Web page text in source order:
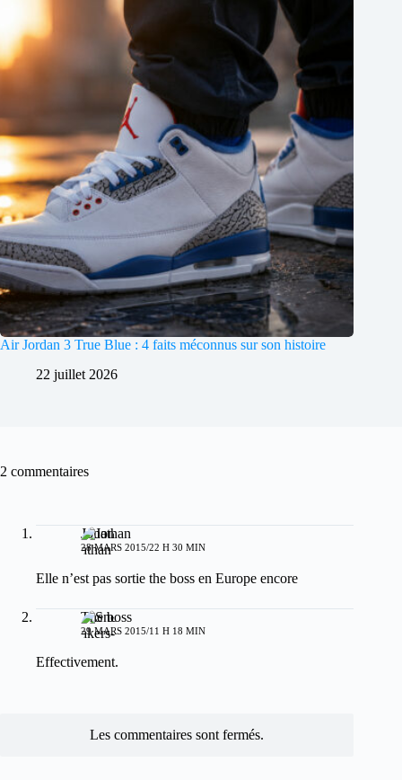
Air Jordan 3 True Blue : 4 faits méconnus sur son histoire
22 juillet 2026
2 commentaires
Jonathan
28 MARS 2015/22 H 30 MIN
Elle n’est pas sortie the boss en Europe encore
The boss
29 MARS 2015/11 H 18 MIN
Effectivement.
Les commentaires sont fermés.